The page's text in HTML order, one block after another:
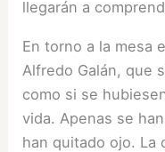
llegarán a
En torno a la mesa
Alfredo Galán, que
como si se
vida. Apenas se
han quitado ojo. La